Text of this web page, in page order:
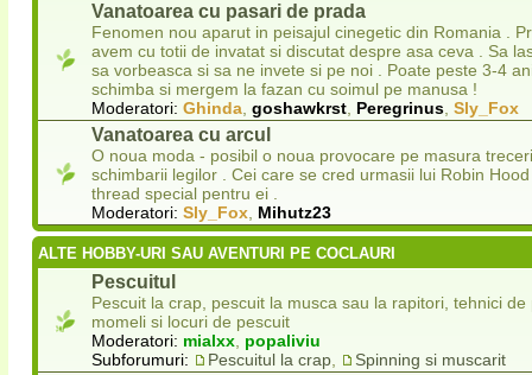
Vanatoarea cu pasari de prada
Fenomen nou aparut in peisajul cinegetic din Romania .
avem cu totii de invatat si discutat despre asa ceva . Sa
sa vorbeasca si sa ne invete si pe noi . Poate peste 3-4
schimba si mergem la fazan cu soimul pe manusa !
Moderatori: Ghinda, goshawkrst, Peregrinus, Sly_Fox
Vanatoarea cu arcul
O noua moda - posibil o noua provocare pe masura
schimbarii legilor . Cei care se cred urmasii lui Robin
thread special pentru ei .
Moderatori: Sly_Fox, Mihutz23
ALTE HOBBY-URI SAU AVENTURI PE COCLAURI
Pescuitul
Pescuit la crap, pescuit la musca sau la rapitori, tehnici de
momeli si locuri de pescuit
Moderatori: mialxx, popaliviu
Subforumuri:
Pescuitul la crap, Spinning si muscarit